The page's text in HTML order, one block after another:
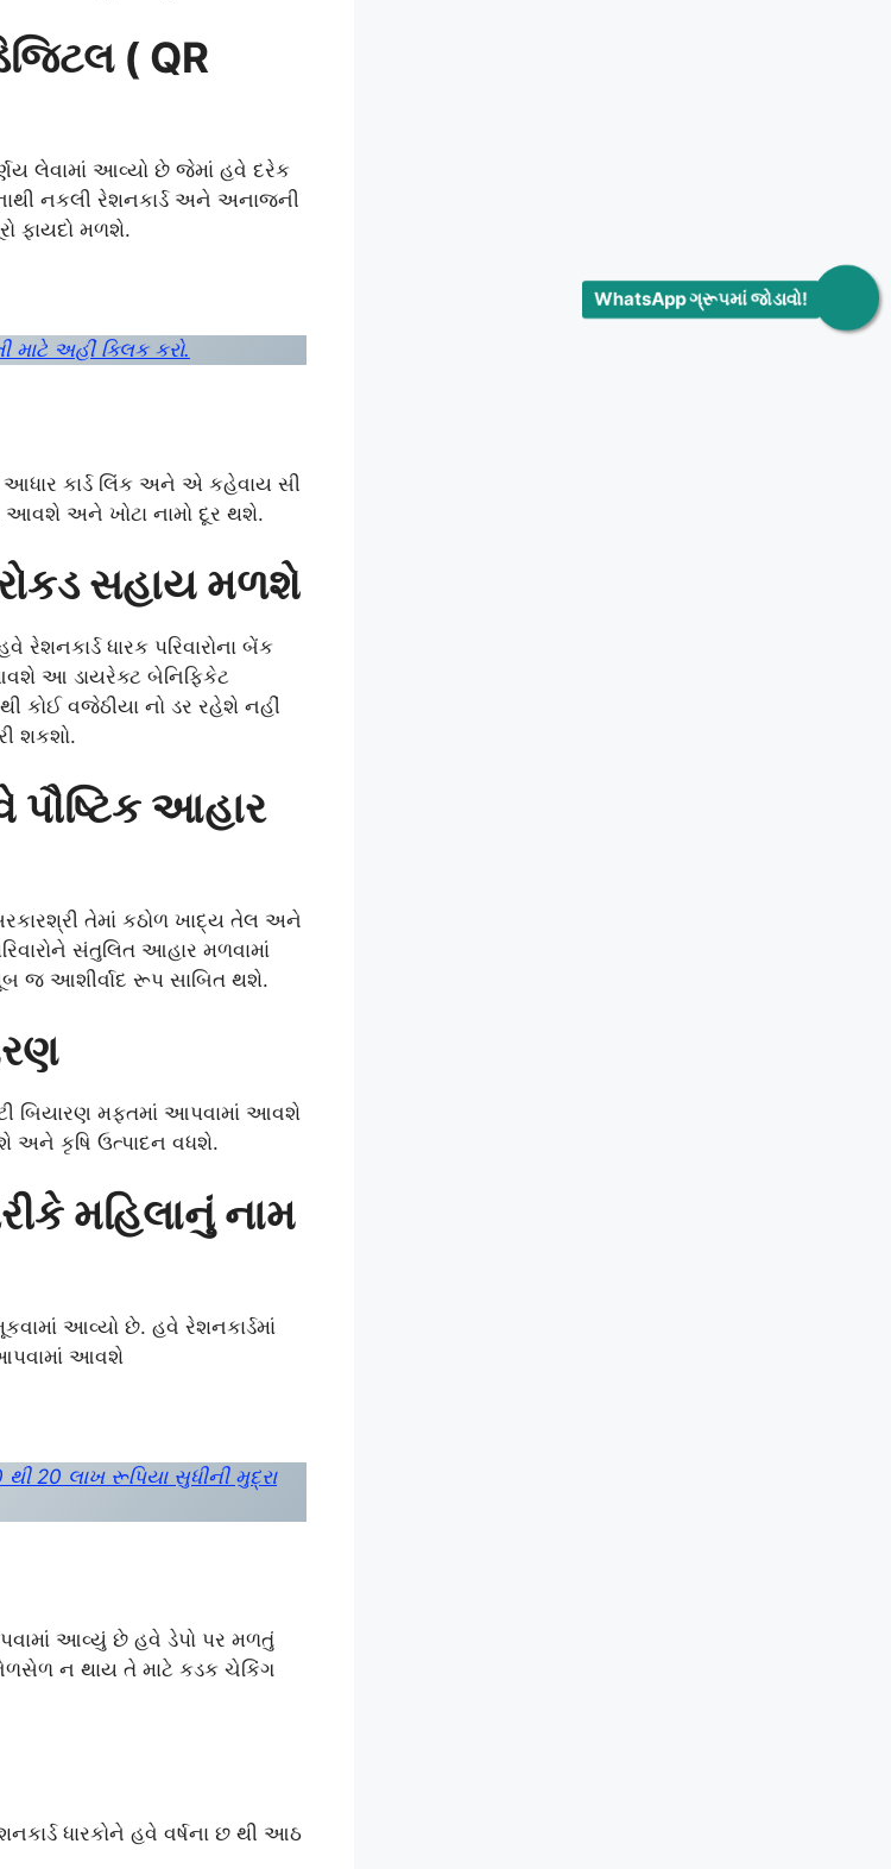
WhatsApp ગ્રૂપમાં જોડાવો!
( QR
લેવામાં આવ્યો છે જેમાં હવે દરેક
નકલી રેશનકાર્ડ અને અનાજની
ફાયદો મળશે.
માટે અહીં ક્લિક કરો.
આધાર કાર્ડ લિંક અને એ કહેવાય સી
આવશે અને ખોટા નામો દૂર થશે.
સહાય મળશે
ધારક પરિવારોના બેંક
આવશે આ ડાયરેક્ટ બેનિફિકેટ
કોઈ વજેઠીયા નો ડર રહેશે નહીં
શકશો.
પૌષ્ટિક આહાર
તેમાં કઠોળ ખાદ્ય તેલ અને
સંતુલિત આહાર મળવામાં
જ આશીર્વાદ રૂપ સાબિત થશે.
બિયારણ મફતમાં આપવામાં આવશે
અને કૃષિ ઉત્પાદન વધશે.
મહિલાનું નામ
આવ્યો છે. હવે રેશનકાર્ડમાં
આપવામાં આવશે
20 લાખ રૂપિયા સુધીની મુદ્રા
આવ્યું છે હવે ડેપો પર મળતું
ન થાય તે માટે કડક ચેકિંગ
ધારકોને હવે વર્ષના છ થી આઠ